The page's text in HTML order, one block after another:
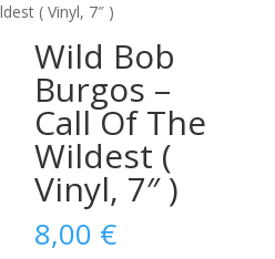
( Vinyl, 7″ )
Wild Bob
Burgos –
Call Of The
Wildest (
Vinyl, 7″ )
8,00 €